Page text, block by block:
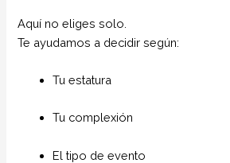
Aquí no eliges solo.
Te ayudamos a decidir según:
Tu estatura
Tu complexión
El tipo de evento